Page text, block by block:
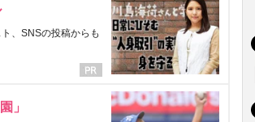
、SNSの投稿からも
」